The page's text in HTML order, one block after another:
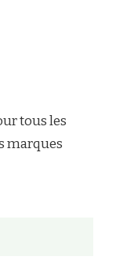
tous les
marques